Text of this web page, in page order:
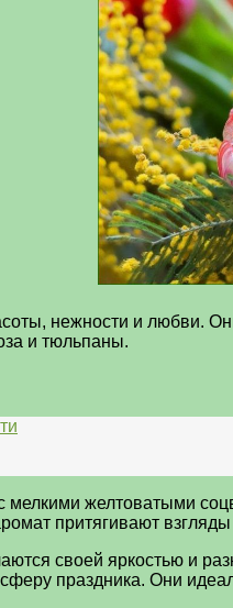
нежности и любви.
и тюльпаны.
желтоватыми
притягивают
своей яркостью и
праздника. Они